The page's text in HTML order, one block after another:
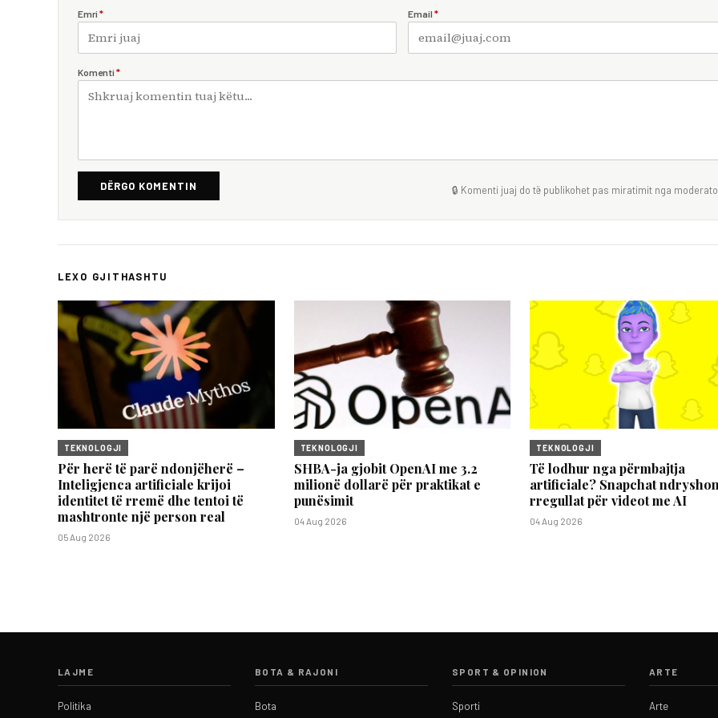
Emri * Email *
Komenti *
DËRGO KOMENTIN 🔒 Komenti juaj do të publikohet pas miratimit nga
LEXO GJITHASHTU
TEKNOLOGJI
Për herë të parë ndonjëherë –
Inteligjenca artificiale krijoi
identitet të rremë dhe tentoi të
mashtronte një person real
05 Aug 2026
TEKNOLOGJI
SHBA-ja gjobit OpenAI me 3.2
milionë dollarë për praktikat e
punësimit
04 Aug 2026
TEKNOLOGJI
Të lodhur nga përmbajtja
artificiale? Snapchat
rregullat për videot me AI
04 Aug 2026
LAJME
Politika
BOTA & RAJONI
Bota
SPORT & OPINION
Sporti
ARTE
Arte